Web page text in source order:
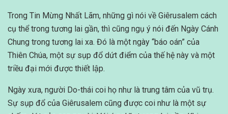
Trong Tin Mừng Nhất Lãm, những gì nói về Giêrusalem cách
cụ thể trong tương lai gần, thì cũng ngụ ý nói đến Ngày Cánh
Chung trong tương lai xa. Đó là một ngày “báo oán” của
Thiên Chúa, một sự sụp đổ dứt điểm của thế hệ này và một
triều đại mới được thiết lập.
Ngày xưa, người Do-thái coi họ như là trung tâm của vũ trụ.
Sự sụp đổ của Giêrusalem cũng được coi như là một sự